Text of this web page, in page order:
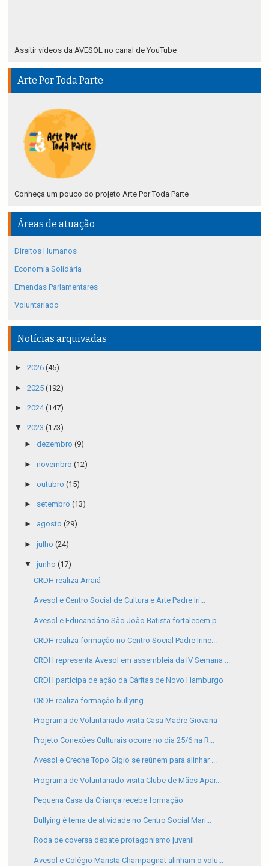
Assitir vídeos da AVESOL no canal de YouTube
Arte Por Toda Parte
Conheça um pouco do projeto Arte Por Toda Parte
Áreas de atuação
Direitos Humanos
Economia Solidária
Emendas Parlamentares
Voluntariado
Notícias arquivadas
► 2026 (45)
► 2025 (192)
► 2024(147)
▼ 2023 (173)
► dezembro (9)
► novembro (12)
► outubro (15)
► setembro (13)
► agosto (29)
► julho (24)
▼ junho (17)
CRDH realiza Arraiá
Avesol e Centro Social de Cultura e Arte Padre Iri...
Avesol e Educandário São João Batista fortalecem p...
CRDH realiza formação no Centro Social Padre Irine...
CRDH representa Avesol em assembleia da IV Semana ...
CRDH participa de ação da Cáritas de Novo Hamburgo
CRDH realiza formação bullying
Programa de Voluntariado visita Casa Madre Giovana
Projeto Conexões Culturais ocorre no dia 25/6 na R...
Avesol e Creche Topo Gigio se reúnem para alinhar ...
Programa de Voluntariado visita Clube de Mães Apar...
Pequena Casa da Criança recebe formação
Bullying é tema de atividade no Centro Social Mari...
Roda de coversa debate protagonismo juvenil
Avesol e Colégio Marista Champagnat alinham o volu...